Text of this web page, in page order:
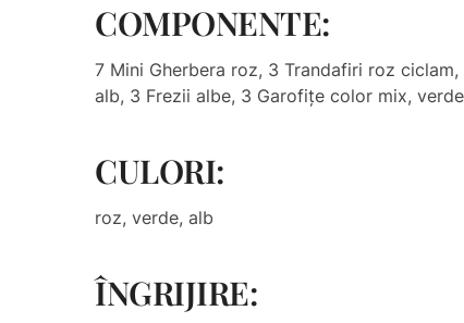
COMPONENTE:
7 Mini Gherbera roz, 3 Trandafiri roz
alb, 3 Frezii albe, 3 Garofițe color mix,
CULORI:
roz, verde, alb
ÎNGRIJIRE: